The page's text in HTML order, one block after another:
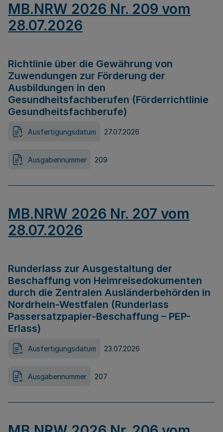
MB.NRW 2026 Nr. 209 vom
28.07.2026
Richtlinie über die Gewährung von
Zuwendungen zur Förderung der
Ausbildungen in den
Gesundheitsfachberufen (Förderrichtlinie
Gesundheitsfachberufe)
Ausfertigungsdatum 27.07.2026
Ausgabennummer 209
MB.NRW 2026 Nr. 207 vom
28.07.2026
Runderlass zur Ausgestaltung der
Beschaffung von Heimreisedokumenten
durch die Zentralen Ausländerbehörden in
Nordrhein-Westfalen (Runderlass
Passersatzpapier-Beschaffung – PEP-
Erlass)
Ausfertigungsdatum 23.07.2026
Ausgabennummer 207